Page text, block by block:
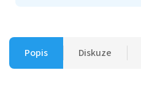
Popis Diskuze